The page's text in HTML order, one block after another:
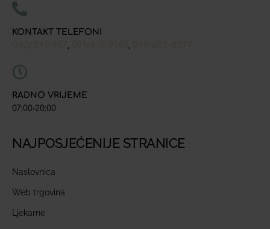
KONTAKT TELEFONI
, ,
RADNO VRIJEME
07:00-20:00
NAJPOSJEĆENIJE STRANICE
Naslovnica
Web trgovina
Ljekarne